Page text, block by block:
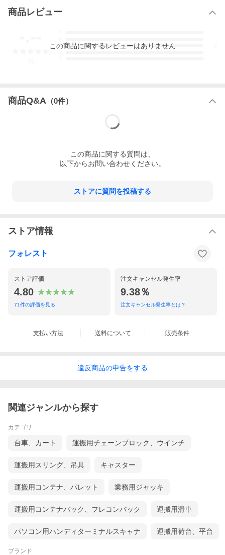
商品レビュー
3
この商品に関するレビューはありません
商品Q&A （0件）
この商品に関する質問は、
以下からお問い合わせください。
ストアに質問を投稿する
ストア情報
フォレスト
ストア評価
4.80
71件の評価を見る
注文キャンセル発生率
9.38％
注文キャンセル発生率とは？
支払い方法 送料について 販売条件
違反商品の申告をする
関連ジャンルから探す
カテゴリ
台車、カート 運搬用チェーンブロック、ウインチ
運搬用スリング、吊具 キャスター
運搬用コンテナ、パレット 業務用ジャッキ
運搬用コンテナバック、フレコンバック 運搬用滑車
パソコン用ハンディターミナルスキャナ 運搬用荷台、平台
ブランド